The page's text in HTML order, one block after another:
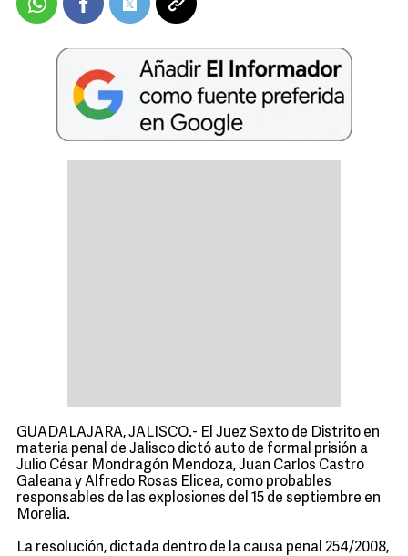
GUADALAJARA, JALISCO.- El Juez Sexto de Distrito en
materia penal de Jalisco dictó auto de formal prisión a
Julio César Mondragón Mendoza, Juan Carlos Castro
Galeana y Alfredo Rosas Elicea, como probables
responsables de las explosiones del 15 de septiembre en
Morelia.
La resolución, dictada dentro de la causa penal 254/2008,